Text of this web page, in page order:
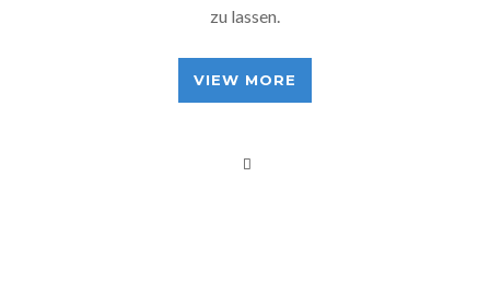
zu lassen.
VIEW MORE
BEITRAGSNAVIGATION